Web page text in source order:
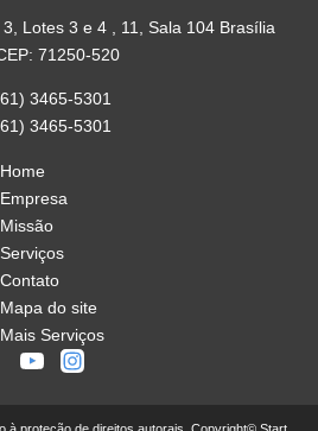
Lotes 3 e 4 , 11, Sala 104 Brasília
71250-520
3465-5301
3465-5301
Home
Empresa
Missão
Serviços
Contato
Mapa do site
Mais Serviços